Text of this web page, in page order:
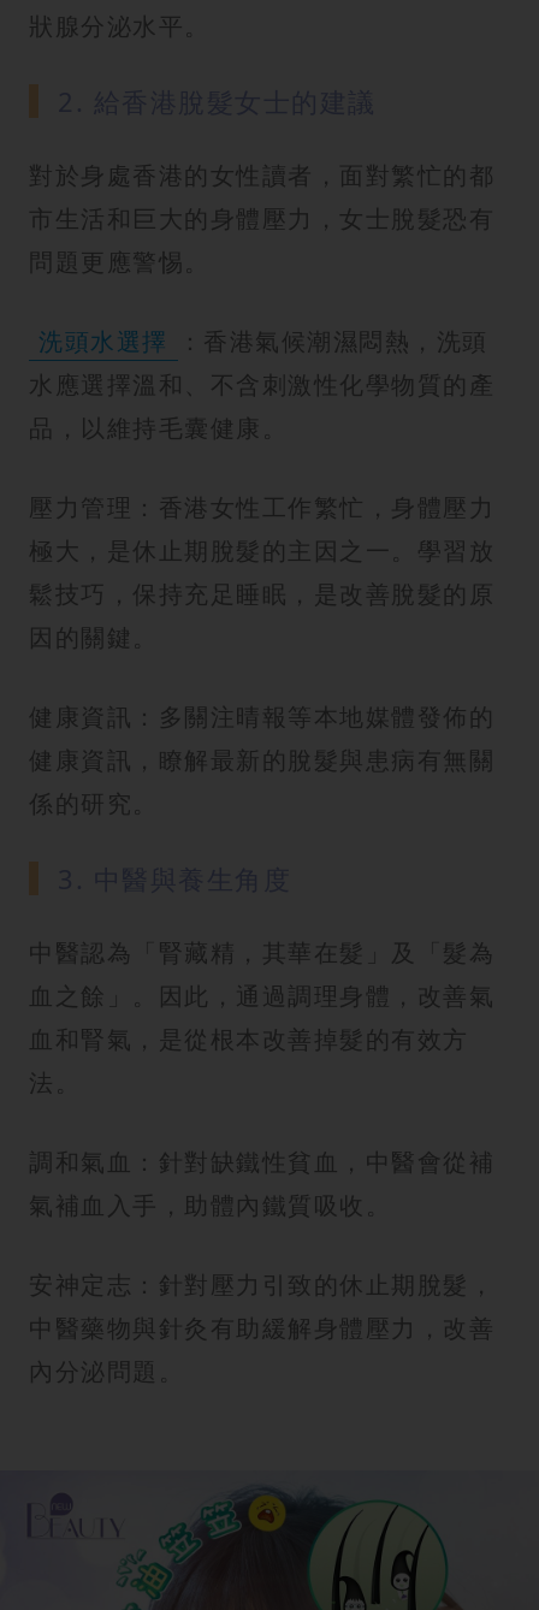
狀腺分泌水平。
對於身處香港的女性讀者，面對繁忙的都
市生活和巨大的身體壓力，女士脫髮恐有
問題更應警惕。
洗頭水選擇
：香港氣候潮濕悶熱，洗頭
水應選擇溫和、不含刺激性化學物質的產
品，以維持毛囊健康。
壓力管理：香港女性工作繁忙，身體壓力
極大，是休止期脫髮的主因之一。學習放
鬆技巧，保持充足睡眠，是改善脫髮的原
因的關鍵。
健康資訊：多關注晴報等本地媒體發佈的
健康資訊，瞭解最新的脫髮與患病有無關
係的研究。
中醫認為「腎藏精，其華在髮」及「髮為
血之餘」。因此，通過調理身體，改善氣
血和腎氣，是從根本改善掉髮的有效方
法。
調和氣血：針對缺鐵性貧血，中醫會從補
氣補血入手，助體內鐵質吸收。
安神定志：針對壓力引致的休止期脫髮，
中醫藥物與針灸有助緩解身體壓力，改善
內分泌問題。